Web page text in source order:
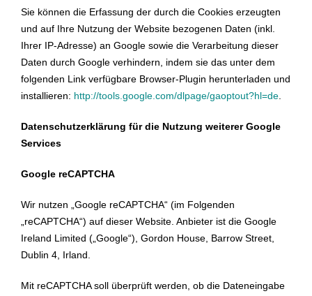
Sie können die Erfassung der durch die Cookies erzeugten
und auf Ihre Nutzung der Website bezogenen Daten (inkl.
Ihrer IP-Adresse) an Google sowie die Verarbeitung dieser
Daten durch Google verhindern, indem sie das unter dem
folgenden Link verfügbare Browser-Plugin herunterladen und
installieren: http://tools.google.com/dlpage/gaoptout?hl=de
Datenschutzerklärung für die Nutzung weiterer Google
Services
Google reCAPTCHA
Wir nutzen „Google reCAPTCHA“ (im Folgenden
„reCAPTCHA“) auf dieser Website. Anbieter ist die Google
Ireland Limited („Google“), Gordon House, Barrow Street,
Dublin 4, Irland.
Mit reCAPTCHA soll überprüft werden, ob die Dateneingabe